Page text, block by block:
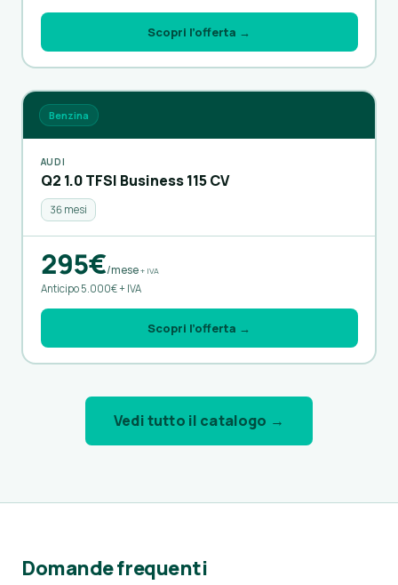
Scopri l’offerta →
Benzina
AUDI
Q2 1.0 TFSI Business 115 CV
36 mesi
295€/mese+ IVA
Anticipo 5.000€ + IVA
Scopri l’offerta →
Vedi tutto il catalogo →
Domande frequenti